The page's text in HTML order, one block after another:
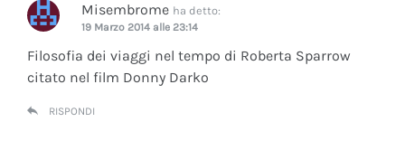
Misembrome ha detto:
19 Marzo 2014 alle 23:14
Filosofia dei viaggi nel tempo di Roberta Sparrow
citato nel film Donny Darko
RISPONDI